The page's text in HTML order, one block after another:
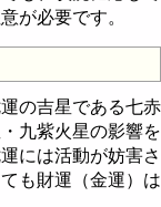
が必要です。
の吉星である七赤
九紫火星の影響を
には活動が妨害さ
も財運（金運）は